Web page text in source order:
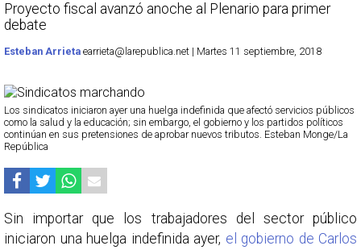
Proyecto fiscal avanzó anoche al Plenario para primer
debate
Esteban Arrieta earrieta@larepublica.net | Martes 11 septiembre, 2018
Los sindicatos iniciaron ayer una huelga indefinida que afectó servicios públicos
como la salud y la educación; sin embargo, el gobierno y los partidos políticos
continúan en sus pretensiones de aprobar nuevos tributos. Esteban Monge/La
República
Sin importar que los trabajadores del sector público
iniciaron una huelga indefinida ayer, el gobierno de Carlos